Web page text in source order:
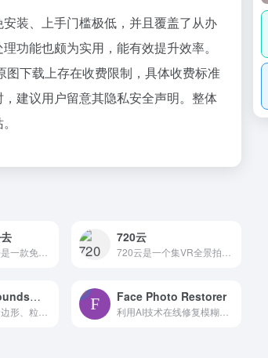
装、上手门槛极低，并且覆盖了从办
功能也颇为实用，能有效提升效率。
图下载上存在收费限制，具体收费标准
建议用户留意其隐私安全声明。整体
720云
coolbackgrounds多边形背景设计工具 Face Photo Restorer